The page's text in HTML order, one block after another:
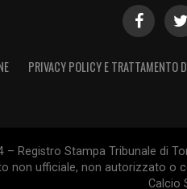
PRIVACY POLICY E TRATTAMENTO
Registro Stampa Tribunale di
non ufficiale, non autorizzato o
Calcio